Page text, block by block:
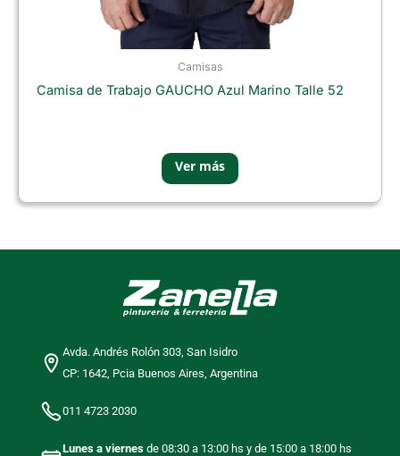
Camisas
Camisa de Trabajo GAUCHO Azul Marino Talle 52
Avda. Andrés Rolón 303, San Isidro
CP: 1642, Pcia Buenos Aires, Argentina
011 4723 2030
Lunes a viernesde 08:30 a 13:00 hs y de 15:00 a 18:00 hs